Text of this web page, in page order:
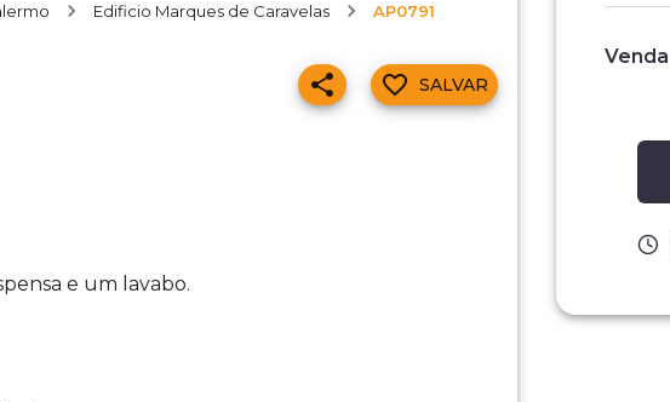
Edificio Marques de Caravelas AP0791
e um lavabo.
SALVAR
Venda